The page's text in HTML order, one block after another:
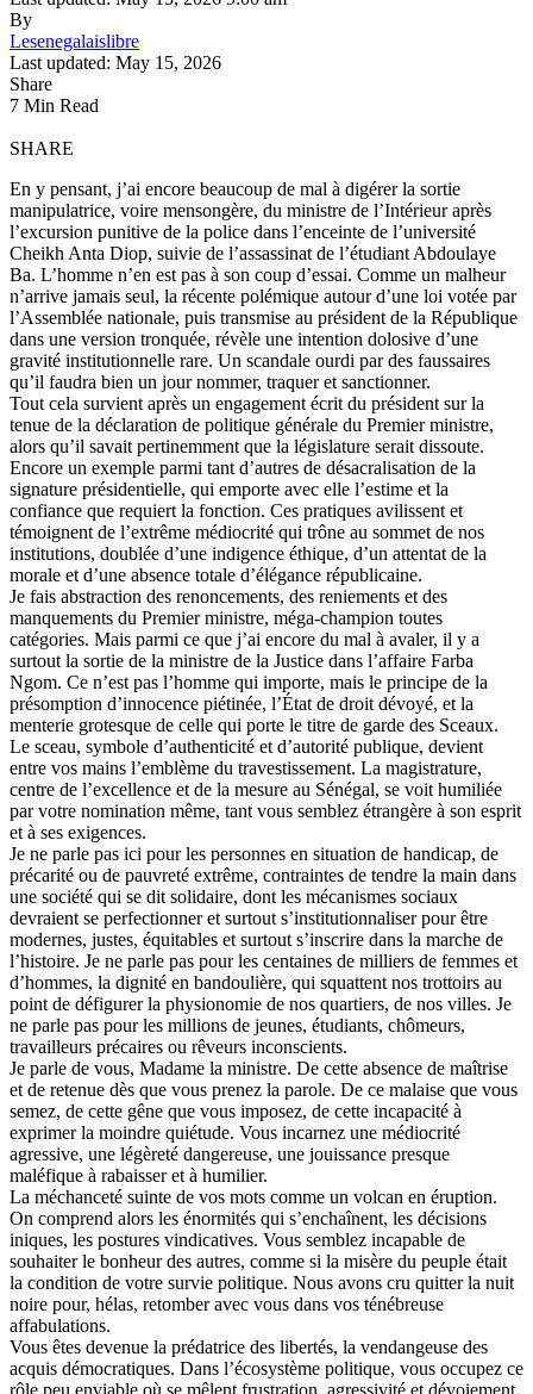
By
Lesenegalaislibre
Last updated: May 15, 2026
Share
7 Min Read
SHARE
En y pensant, j’ai encore beaucoup de mal à digérer la sortie
manipulatrice, voire mensongère, du ministre de l’Intérieur après
l’excursion punitive de la police dans l’enceinte de l’université
Cheikh Anta Diop, suivie de l’assassinat de l’étudiant Abdoulaye
Ba. L’homme n’en est pas à son coup d’essai. Comme un malheur
n’arrive jamais seul, la récente polémique autour d’une loi votée par
l’Assemblée nationale, puis transmise au président de la République
dans une version tronquée, révèle une intention dolosive d’une
gravité institutionnelle rare. Un scandale ourdi par des faussaires
qu’il faudra bien un jour nommer, traquer et sanctionner.
Tout cela survient après un engagement écrit du président sur la
tenue de la déclaration de politique générale du Premier ministre,
alors qu’il savait pertinemment que la législature serait dissoute.
Encore un exemple parmi tant d’autres de désacralisation de la
signature présidentielle, qui emporte avec elle l’estime et la
confiance que requiert la fonction. Ces pratiques avilissent et
témoignent de l’extrême médiocrité qui trône au sommet de nos
institutions, doublée d’une indigence éthique, d’un attentat de la
morale et d’une absence totale d’élégance républicaine.
Je fais abstraction des renoncements, des reniements et des
manquements du Premier ministre, méga-champion toutes
catégories. Mais parmi ce que j’ai encore du mal à avaler, il y a
surtout la sortie de la ministre de la Justice dans l’affaire Farba
Ngom. Ce n’est pas l’homme qui importe, mais le principe de la
présomption d’innocence piétinée, l’État de droit dévoyé, et la
menterie grotesque de celle qui porte le titre de garde des Sceaux.
Le sceau, symbole d’authenticité et d’autorité publique, devient
entre vos mains l’emblème du travestissement. La magistrature,
centre de l’excellence et de la mesure au Sénégal, se voit humiliée
par votre nomination même, tant vous semblez étrangère à son esprit
et à ses exigences.
Je ne parle pas ici pour les personnes en situation de handicap, de
précarité ou de pauvreté extrême, contraintes de tendre la main dans
une société qui se dit solidaire, dont les mécanismes sociaux
devraient se perfectionner et surtout s’institutionnaliser pour être
modernes, justes, équitables et surtout s’inscrire dans la marche de
l’histoire. Je ne parle pas pour les centaines de milliers de femmes et
d’hommes, la dignité en bandoulière, qui squattent nos trottoirs au
point de défigurer la physionomie de nos quartiers, de nos villes. Je
ne parle pas pour les millions de jeunes, étudiants, chômeurs,
travailleurs précaires ou rêveurs inconscients.
Je parle de vous, Madame la ministre. De cette absence de maîtrise
et de retenue dès que vous prenez la parole. De ce malaise que vous
semez, de cette gêne que vous imposez, de cette incapacité à
exprimer la moindre quiétude. Vous incarnez une médiocrité
agressive, une légèreté dangereuse, une jouissance presque
maléfique à rabaisser et à humilier.
La méchanceté suinte de vos mots comme un volcan en éruption.
On comprend alors les énormités qui s’enchaînent, les décisions
iniques, les postures vindicatives. Vous semblez incapable de
souhaiter le bonheur des autres, comme si la misère du peuple était
la condition de votre survie politique. Nous avons cru quitter la nuit
noire pour, hélas, retomber avec vous dans vos ténébreuse
affabulations.
Vous êtes devenue la prédatrice des libertés, la vendangeuse des
acquis démocratiques. Dans l’écosystème politique, vous occupez ce